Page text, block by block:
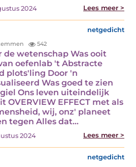
2024 Lees meer >
netgedicht
542
de wetenschap Was ooit
oefenlab 't Abstracte
plots'ling Door 'n
Was goed te zien
Ons leven uiteindelijk
EFFECT met als
wij, onz' planeet
tegen Alles dat…
2024 Lees meer >
netgedicht